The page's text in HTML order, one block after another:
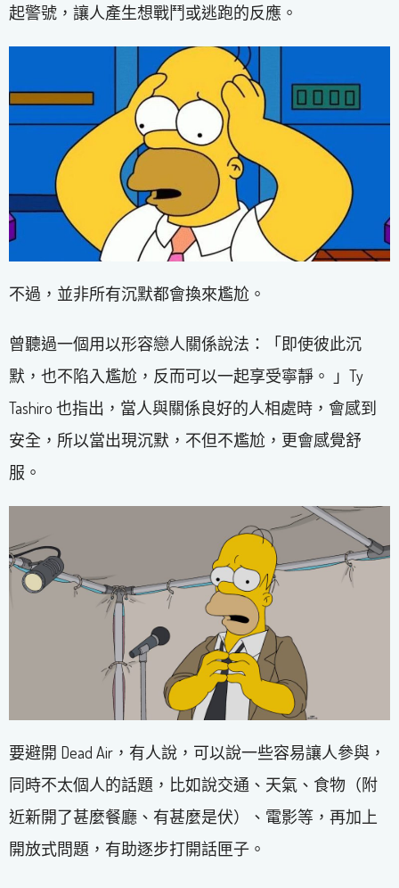
起警號，讓人產生想戰鬥或逃跑的反應。
不過，並非所有沉默都會換來尷尬。
曾聽過一個用以形容戀人關係說法：「即使彼此沉
默，也不陷入尷尬，反而可以一起享受寧靜。 」Ty
Tashiro 也指出，當人與關係良好的人相處時，會感到
安全，所以當出現沉默，不但不尷尬，更會感覺舒
服。
要避開 Dead Air，有人說，可以說一些容易讓人參與，
同時不太個人的話題，比如說交通、天氣、食物（附
近新開了甚麼餐廳、有甚麼是伏）、電影等，再加上
開放式問題，有助逐步打開話匣子。